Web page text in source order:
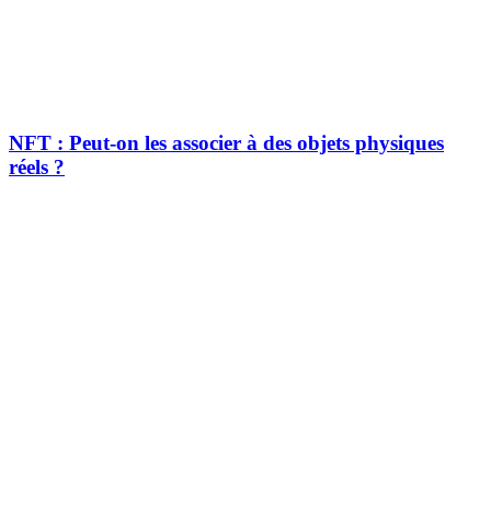
NFT : Peut-on les associer à des objets physiques
réels ?